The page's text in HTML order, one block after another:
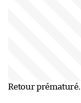
Retour prématuré.